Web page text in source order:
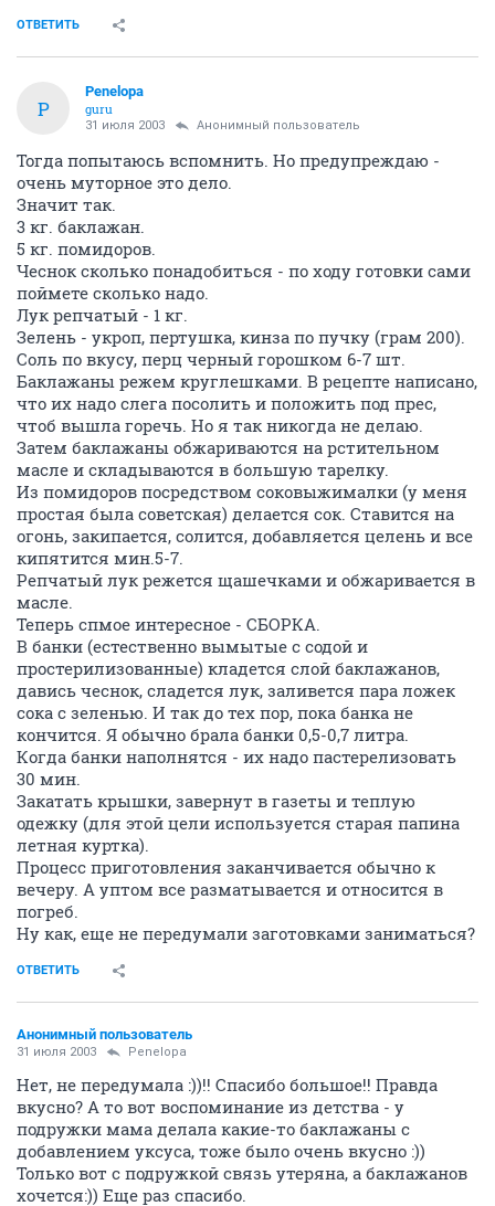
ОТВЕТИТЬ
P
Penelopa
guru
31 июля 2003 Анонимный пользователь
Тогда попытаюсь вспомнить. Но предупреждаю -
очень муторное это дело.
Значит так.
3 кг. баклажан.
5 кг. помидоров.
Чеснок сколько понадобиться - по ходу готовки сами
поймете сколько надо.
Лук репчатый - 1 кг.
Зелень - укроп, пертушка, кинза по пучку (грам 200).
Соль по вкусу, перц черный горошком 6-7 шт.
Баклажаны режем круглешками. В рецепте написано,
что их надо слега посолить и положить под прес,
чтоб вышла горечь. Но я так никогда не делаю.
Затем баклажаны обжариваются на рстительном
масле и складываются в большую тарелку.
Из помидоров посредством соковыжималки (у меня
простая была советская) делается сок. Ставится на
огонь, закипается, солится, добавляется целень и все
кипятится мин.5-7.
Репчатый лук режется щашечками и обжаривается в
масле.
Теперь спмое интересное - СБОРКА.
В банки (естественно вымытые с содой и
простерилизованные) кладется слой баклажанов,
давись чеснок, сладется лук, заливется пара ложек
сока с зеленью. И так до тех пор, пока банка не
кончится. Я обычно брала банки 0,5-0,7 литра.
Когда банки наполнятся - их надо пастерелизовать
30 мин.
Закатать крышки, завернут в газеты и теплую
одежку (для этой цели используется старая папина
летная куртка).
Процесс приготовления заканчивается обычно к
вечеру. А уптом все разматывается и относится в
погреб.
Ну как, еще не передумали заготовками заниматься?
ОТВЕТИТЬ
Анонимный пользователь
31 июля 2003 Penelopa
Нет, не передумала :))!! Спасибо большое!! Правда
вкусно? А то вот воспоминание из детства - у
подружки мама делала какие-то баклажаны с
добавлением уксуса, тоже было очень вкусно :))
Только вот с подружкой связь утеряна, а баклажанов
хочется:)) Еще раз спасибо.